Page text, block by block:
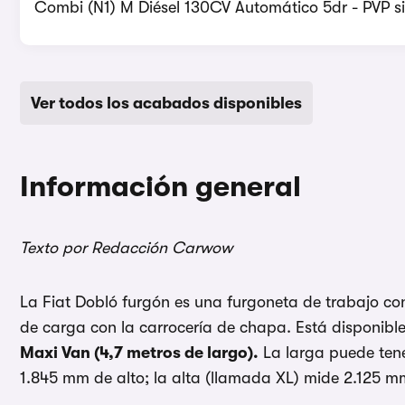
Combi (N1) M Diésel 130CV Automático 5dr - PVP
Ver todos los acabados disponibles
Información general
Texto por Redacción Carwow
La Fiat Dobló furgón es una furgoneta de trabajo
de carga con la carrocería de chapa. Está
Maxi Van (4,7 metros de largo). La larga puede
1.845 mm de alto; la alta (llamada XL) mide 2.125